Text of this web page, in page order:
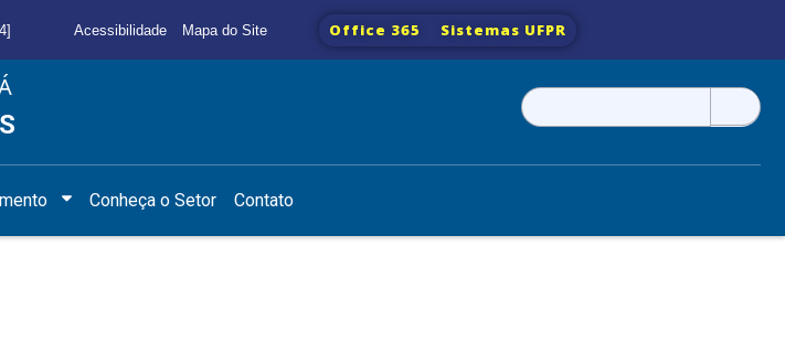
Acessibilidade Mapa do Site Office 365 Sistemas UFPR
Pesquisar
por:
Conheça o Setor Contato